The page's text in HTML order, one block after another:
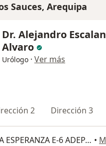
Sauces, Arequipa
Dr. Alejandro
Alvaro
Urólogo · Ver más
2 Dirección 3
UROSUR: URB. LA ESPERANZA E-6 ADEPA JLB y R. AREQUIPA, Arequipa •